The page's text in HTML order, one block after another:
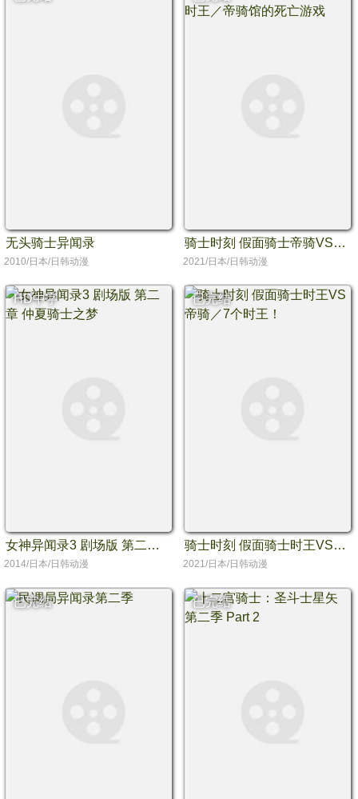
无头骑士异闻录
2010/日本/日韩动漫
骑士时刻 假面骑士帝骑VS时王／帝骑馆的死亡游戏
2021/日本/日韩动漫
HD中字
女神异闻录3 剧场版 第二章 仲夏骑士之梦
2014/日本/日韩动漫
已完结
骑士时刻 假面骑士时王VS帝骑／7个时王！
2021/日本/日韩动漫
已完结 已完结